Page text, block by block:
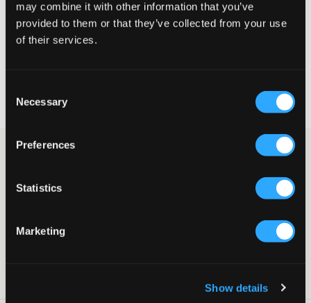
may combine it with other information that you’ve
provided to them or that they’ve collected from your use
of their services.
Selection
Necessary
Preferences
Statistics
Marketing
Show details
GRÖSSENBERATER
WÄHLEN SIE EINE GRÖSSE
Gratis versand über €69
Widerrufsrecht
Vit T-Shirt von Jack & Jones. Das T-Shirt hat einen klassischen
und stilvolles T-Shirt, das garantiert zum Einsatz kommt.
Normale Passform
Farbe: White